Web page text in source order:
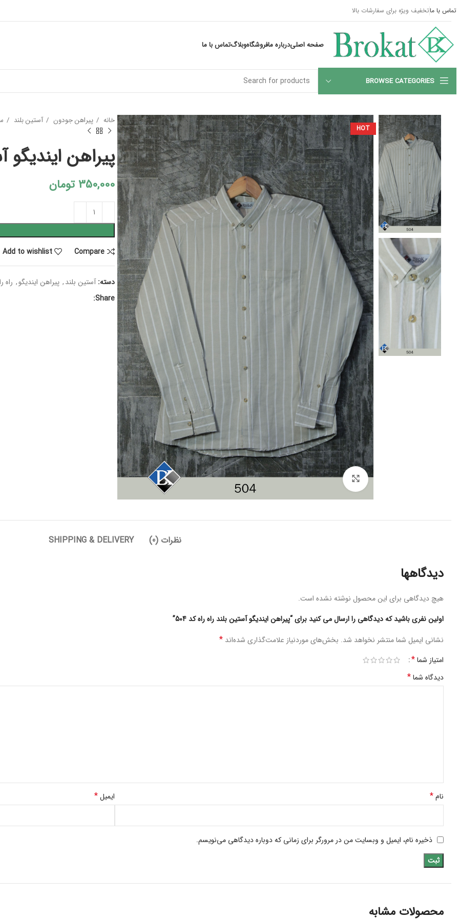
تماس با ماتخفیف ویژه برای سفارشات بالا
صفحه اصلیدرباره مافروشگاهوبلاگتماس با ما
BROWSE CATEGORIES
HOT
Click to enlarge
خانه پیراهن جودون آستین بلند
پیراهن ایندیگو
350,000 تومان
Compare
Add to wishlist
دسته: آستین بلند, پیراهن ایندیگو, راه
Share:
نظرات (0) SHIPPING & DELIVERY
دیدگاهها
هیچ دیدگاهی برای این محصول نوشته نشده است.
اولین نفری باشید که دیدگاهی را ارسال می کنید برای “پیراهن ایندیگو آستین بلند راه راه کد 504”
نشانی ایمیل شما منتشر نخواهد شد. بخش‌های موردنیاز علامت‌گذاری شده‌اند *
امتیاز شما*
دیدگاه شما*
نام* ایمیل*
ذخیره نام، ایمیل و وبسایت من در مرورگر برای زمانی که دوباره دیدگاهی می‌نویسم.
محصولات مشابه